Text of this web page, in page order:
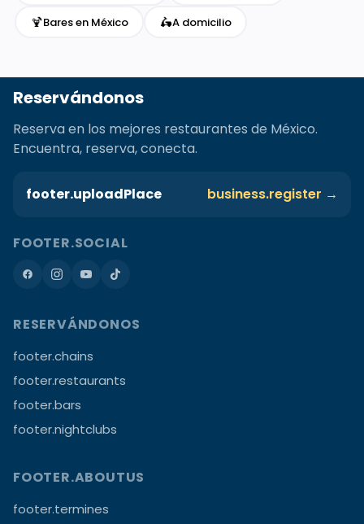
🍹Bares en México 🛵A domicilio
Reservándonos
Reserva en los mejores restaurantes de México.
Encuentra, reserva, conecta.
footer.uploadPlace business.register →
FOOTER.SOCIAL
RESERVÁNDONOS
footer.chains
footer.restaurants
footer.bars
footer.nightclubs
FOOTER.ABOUTUS
footer.termines